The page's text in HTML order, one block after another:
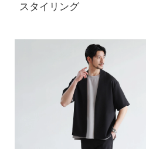
スタイリング